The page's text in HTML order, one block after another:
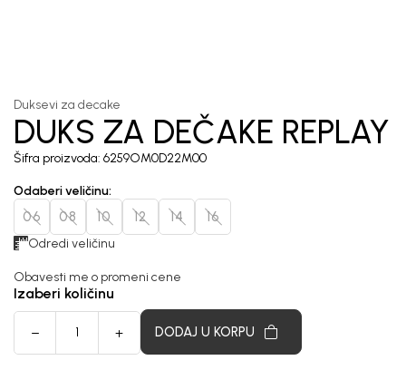
Duksevi za decake
DUKS ZA DEČAKE REPLAY
Šifra proizvoda: 6259OM0D22M00
Odaberi veličinu:
06 08 10 12 14 16
Odredi veličinu
Obavesti me o promeni cene
Izaberi količinu
DODAJ U KORPU